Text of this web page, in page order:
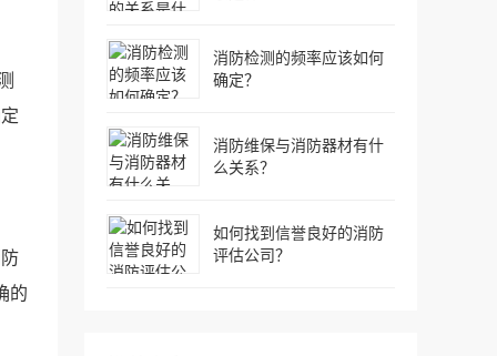
消防检测的频率应该如何
确定？
消防维保与消防器材有什
么关系？
如何找到信誉良好的消防
评估公司？
的